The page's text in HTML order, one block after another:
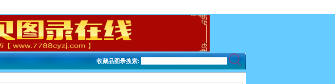
收藏品图录搜索: